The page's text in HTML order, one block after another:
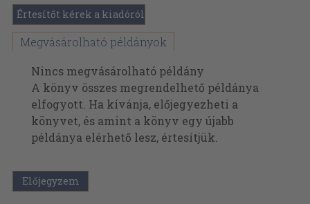
Értesítőt kérek a kiadóról
Megvásárolható példányok
Nincs megvásárolható példány
A könyv összes megrendelhető példánya
elfogyott. Ha kívánja, előjegyezheti a
könyvet, és amint a könyv egy újabb
példánya elérhető lesz, értesítjük.
Előjegyzem